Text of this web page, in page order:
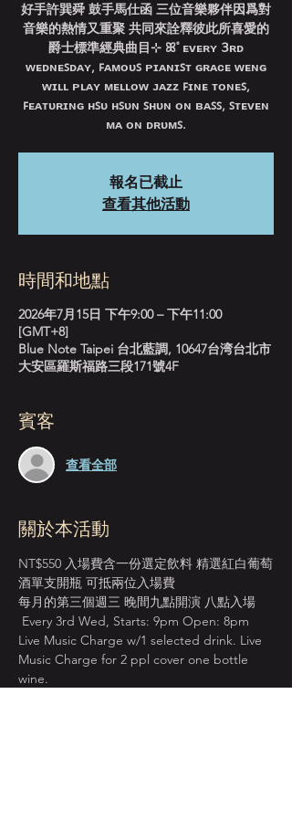
好手許巽舜 鼓手馬仕函 三位音樂夥伴因爲對
音樂的熱情又重聚 共同來詮釋彼此所喜愛的
爵士標準經典曲目⊹ ꕤ˚ ᴇᴠᴇʀʏ 𝟥ʀᴅ
ᴡᴇᴅɴᴇꜱᴅᴀʏ, ꜰᴀᴍᴏᴜꜱ ᴘɪᴀɴɪꜱᴛ ɢʀᴀᴄᴇ ᴡᴇɴɢ
ᴡɪʟʟ ᴘʟᴀʏ ᴍᴇʟʟᴏᴡ ᴊᴀᴢᴢ ꜰɪɴᴇ ᴛᴏɴᴇꜱ,
ꜰᴇᴀᴛᴜʀɪɴɢ ʜꜱᴜ ʜꜱᴜɴ ꜱʜᴜɴ ᴏɴ ʙᴀꜱꜱ, ꜱᴛᴇᴠᴇɴ
ᴍᴀ ᴏɴ ᴅʀᴜᴍꜱ.
報名已截止
查看其他活動
時間和地點
2026年7月15日 下午9:00 – 下午11:00
[GMT+8]
Blue Note Taipei 台北藍調, 10647台湾台北市
大安區羅斯福路三段171號4F
賓客
查看全部
關於本活動
NT$550 入場費含一份選定飲料 精選紅白葡萄
酒單支開瓶 可抵兩位入場費
每月的第三個週三 晚間九點開演 八點入場
Every 3rd Wed, Starts: 9pm Open: 8pm
Live Music Charge w/1 selected drink. Live
Music Charge for 2 ppl cover one bottle
wine.